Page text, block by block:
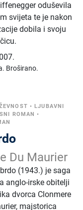
oduševila
svijeta te je nakon
dobila i svoju
Broširano.
•LJUBAVNI
ROMAN •
Du Maurier
(1943.) je saga
anglo-irske obitelji
dvorca Clonmere
majstorica